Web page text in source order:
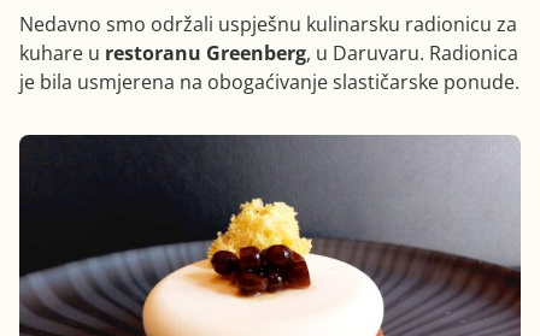
Nedavno smo održali uspješnu kulinarsku radionicu za
kuhare u restoranu Greenberg, u Daruvaru. Radionica
je bila usmjerena na obogaćivanje slastičarske ponude.